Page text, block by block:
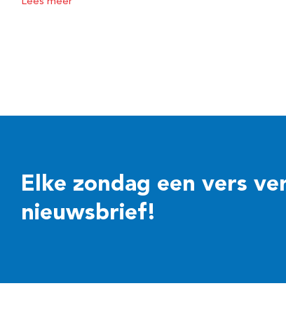
Elke zondag een vers
nieuwsbrief!